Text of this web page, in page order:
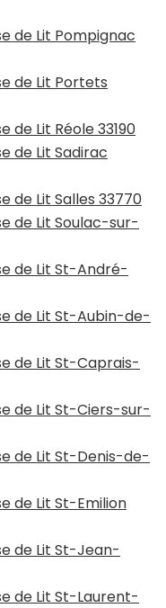
de Lit Pompignac
de Lit Portets
de Lit Réole 33190
de Lit Sadirac
de Lit Salles 33770
de Lit Soulac-sur-
de Lit St-André-
de Lit St-Aubin-de-
de Lit St-Caprais-
de Lit St-Ciers-sur-
de Lit St-Denis-de-
de Lit St-Emilion
de Lit St-Jean-
de Lit St-Laurent-